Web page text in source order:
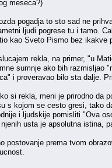
meseca?)
pogadja to sto sad ne
ljudi pogrese tu i tamo.
kao Sveto Pismo bez ikakve
rekla, na primer, "u
sumnje ako bih razmisljao
i proveravao bilo sta dalje.
si rekla, meni je prirodno da
s kojom se cesto gresi, tako
i ljudskije pomisliti "Ova
usta je apsolutna istina,
postovanje prema tvom